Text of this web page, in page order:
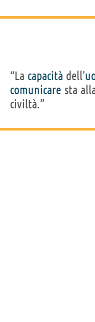
“La capacità dell'
comunicare sta
civiltà.”